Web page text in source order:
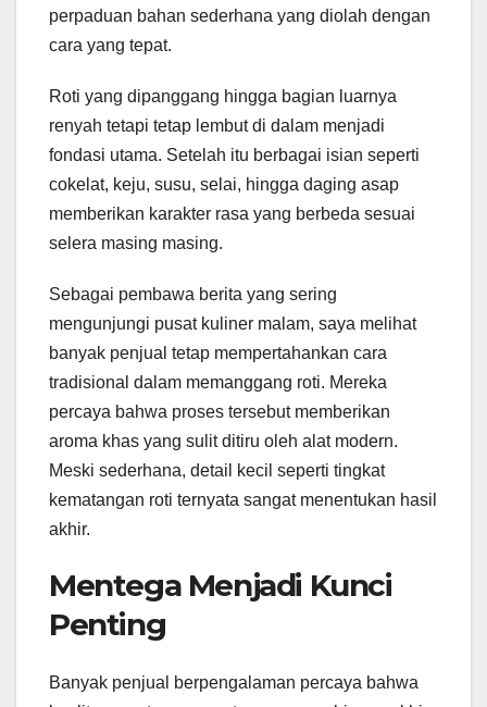
perpaduan bahan sederhana yang diolah dengan
cara yang tepat.
Roti yang dipanggang hingga bagian luarnya
renyah tetapi tetap lembut di dalam menjadi
fondasi utama. Setelah itu berbagai isian seperti
cokelat, keju, susu, selai, hingga daging asap
memberikan karakter rasa yang berbeda sesuai
selera masing masing.
Sebagai pembawa berita yang sering
mengunjungi pusat kuliner malam, saya melihat
banyak penjual tetap mempertahankan cara
tradisional dalam memanggang roti. Mereka
percaya bahwa proses tersebut memberikan
aroma khas yang sulit ditiru oleh alat modern.
Meski sederhana, detail kecil seperti tingkat
kematangan roti ternyata sangat menentukan hasil
akhir.
Mentega Menjadi Kunci
Penting
Banyak penjual berpengalaman percaya bahwa